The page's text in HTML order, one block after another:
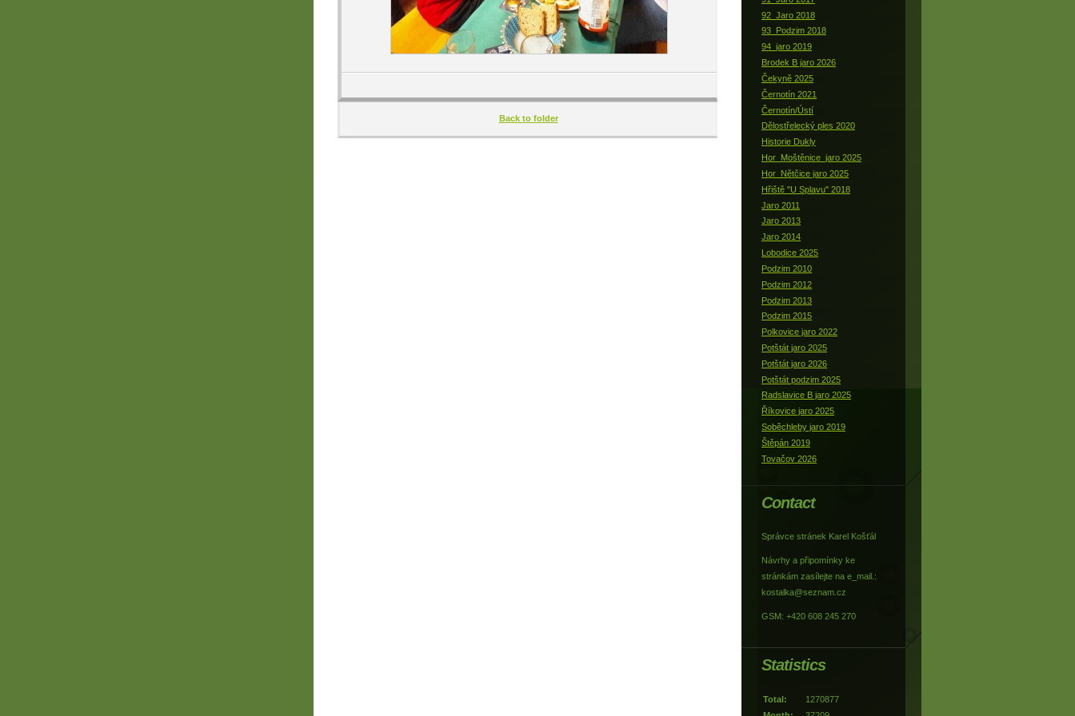
Back to folder
92_Jaro 2018
93_Podzim 2018
94_jaro 2019
Brodek B jaro 2026
Čekyně 2025
Černotín 2021
Černotín/Ústí
Dělostřelecký ples 2020
Historie Dukly
Hor_Moštěnice_jaro 2025
Hor_Nětčice jaro 2025
Hřiště "U Splavu" 2018
Jaro 2011
Jaro 2013
Jaro 2014
Lobodice 2025
Podzim 2010
Podzim 2012
Podzim 2013
Podzim 2015
Polkovice jaro 2022
Potštát jaro 2025
Potštát jaro 2026
Potštát podzim 2025
Radslavice B jaro 2025
Říkovice jaro 2025
Soběchleby jaro 2019
Štěpán 2019
Tovačov 2026
Contact
Správce stránek Karel Košťál
Návrhy a připomínky ke
stránkám zasílejte na e_mail.:
kostalka@seznam.cz
GSM: +420 608 245 270
Statistics
Total:
1270877